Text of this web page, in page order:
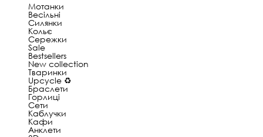
Мотанки
Весільні
Силянки
Кольє
Сережки
Sale
Bestsellers
New collection
Тваринки
Upcycle ♻️
Браслети
Горлиці
Сети
Каблучки
Кафи
Анклети